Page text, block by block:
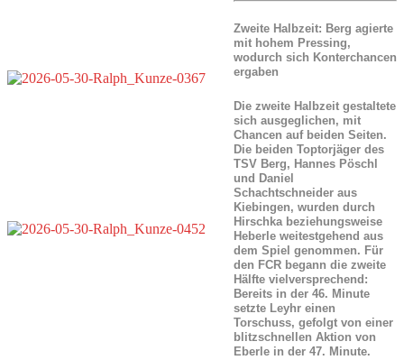
Zweite Halbzeit: Berg agierte
mit hohem Pressing,
wodurch sich Konterchancen
ergaben
Die zweite Halbzeit gestaltete
sich ausgeglichen, mit
Chancen auf beiden Seiten.
Die beiden Toptorjäger des
TSV Berg, Hannes Pöschl
und Daniel
Schachtschneider aus
Kiebingen, wurden durch
Hirschka beziehungsweise
Heberle weitestgehend aus
dem Spiel genommen. Für
den FCR begann die zweite
Hälfte vielversprechend:
Bereits in der 46. Minute
setzte Leyhr einen
Torschuss, gefolgt von einer
blitzschnellen Aktion von
Eberle in der 47. Minute.